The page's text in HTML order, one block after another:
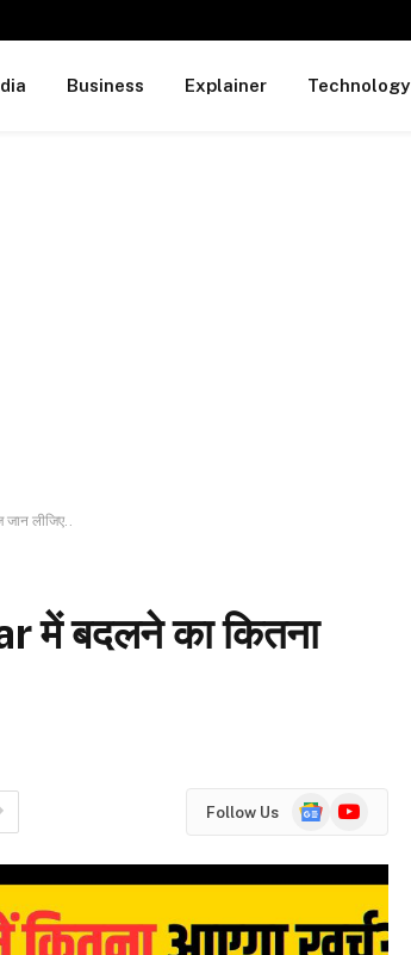
Business Explainer Technology
लीजिए..
में बदलने का कितना
Follow Us
GoogleYouTube